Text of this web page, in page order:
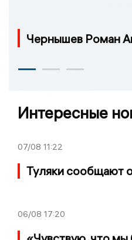
Чернышев Роман
Интересные
07/08 11:22
Туляки сообщают
06/08 17:20